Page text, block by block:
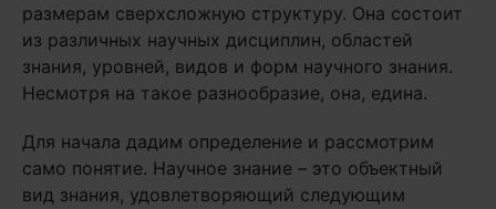
размерам сверхсложную структуру. Она состоит
из различных научных дисциплин, областей
знания, уровней, видов и форм научного знания.
Несмотря на такое разнообразие, она, едина.
Для начала дадим определение и рассмотрим
само понятие. Научное знание – это объектный
вид знания, удовлетворяющий следующим